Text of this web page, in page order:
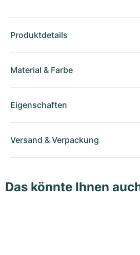
Produktdetails
Material & Farbe
Eigenschaften
Versand & Verpackung
Das könnte Ihnen